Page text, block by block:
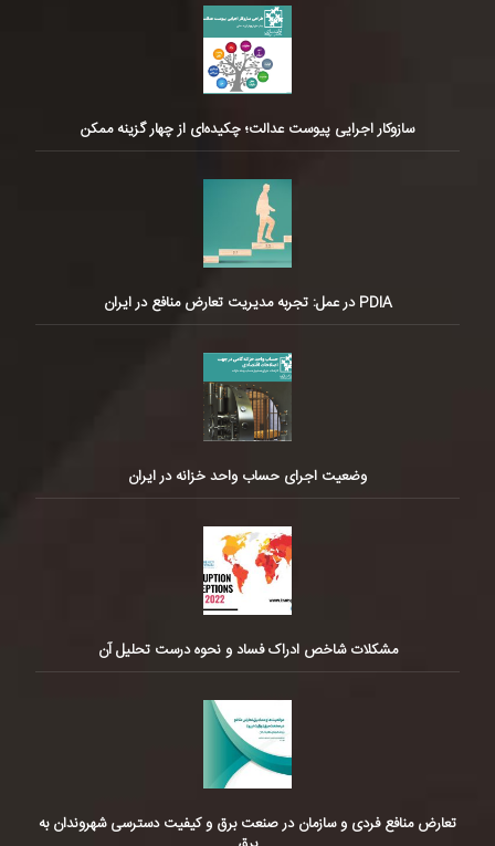
سازوکار اجرایی پیوست عدالت؛ چکیده‌ای از چهار گزینه ممکن
PDIA در عمل: تجربه مدیریت تعارض منافع در ایران
وضعیت اجرای حساب واحد خزانه در ایران
مشکلات شاخص ادراک فساد و نحوه درست تحلیل آن
تعارض منافع فردی و سازمان در صنعت برق و کیفیت دسترسی شهروندان به